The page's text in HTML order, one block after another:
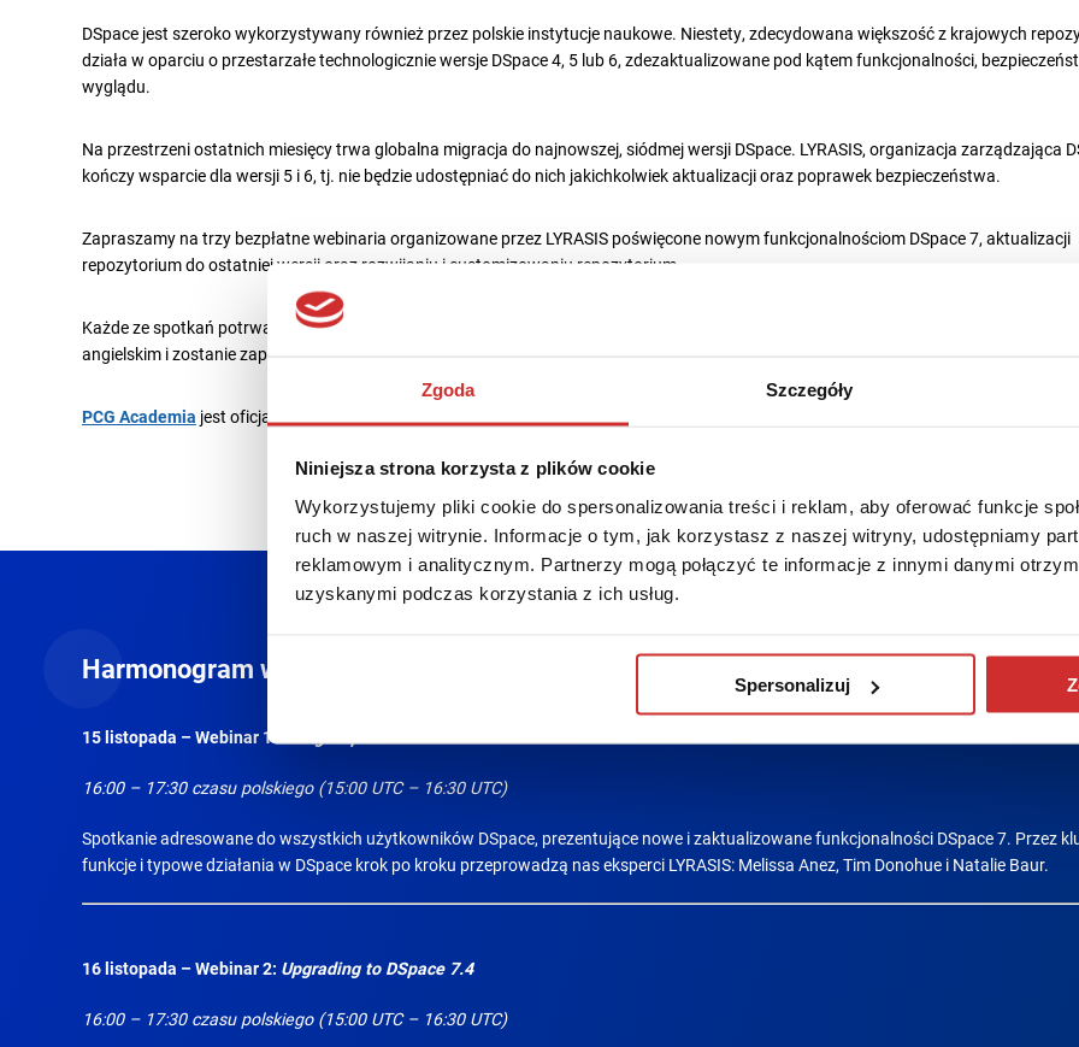
Zgoda Szczegóły
Niniejsza strona korzysta z plików cookie
Wykorzystujemy pliki cookie do spersonalizowania treści i reklam, aby oferować funkcje
ruch w naszej witrynie. Informacje o tym, jak korzystasz z naszej witryny, udostępniamy
reklamowym i analitycznym. Partnerzy mogą połączyć te informacje z innymi danymi
uzyskanymi podczas korzystania z ich usług.
Spersonalizuj
DSpace jest szeroko wykorzystywany również przez polskie instytucje naukowe. Niestety, zdecydowana większość z krajowych
działa w oparciu o przestarzałe technologicznie wersje DSpace 4, 5 lub 6, zdezaktualizowane pod kątem funkcjonalności,
wyglądu.
Na przestrzeni ostatnich miesięcy trwa globalna migracja do najnowszej, siódmej wersji DSpace. LYRASIS, organizacja zarządzająca
kończy wsparcie dla wersji 5 i 6, tj. nie będzie udostępniać do nich jakichkolwiek aktualizacji oraz poprawek bezpieczeństwa.
Zapraszamy na trzy bezpłatne webinaria organizowane przez LYRASIS poświęcone nowym funkcjonalnościom DSpace 7, aktualizacji
repozytorium do ostatniej wersji oraz rozwijaniu i customizowaniu repozytorium.
Każde ze spotkań potrwa 1,5 godziny, w tym 60 minut prezentacji oraz 30 minut na sesję pytań i odpowiedzi. Webinaria będą
angielskim i zostanie zapewnione tłumaczenie na język polski.
PCG Academia jest oficjalnym partnerem LYRASIS w Polsce o najwyższym status partnerskim (GOLD).
Harmonogram webinarów
15 listopada – Webinar 1:
16:00 – 17:30 czasu polskiego (15:00 UTC – 16:30 UTC)
Spotkanie adresowane do wszystkich użytkowników DSpace, prezentujące nowe i zaktualizowane funkcjonalności DSpace 7. Przez
funkcje i typowe działania w DSpace krok po kroku przeprowadzą nas eksperci LYRASIS: Melissa Anez, Tim Donohue i Natalie Baur.
16 listopada – Webinar 2: Upgrading to DSpace 7.4
16:00 – 17:30 czasu polskiego (15:00 UTC – 16:30 UTC)